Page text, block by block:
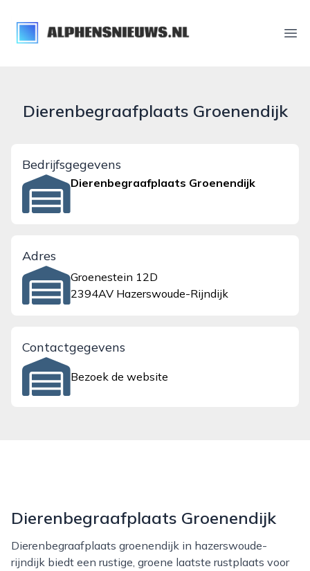
alphensnieuws.nl
Dierenbegraafplaats Groenendijk
Bedrijfsgegevens
Dierenbegraafplaats Groenendijk
Adres
Groenestein 12D
2394AV Hazerswoude-Rijndijk
Contactgegevens
Bezoek de website
Dierenbegraafplaats Groenendijk
Dierenbegraafplaats groenendijk in hazerswoude-
rijndijk biedt een rustige, groene laatste rustplaats voor